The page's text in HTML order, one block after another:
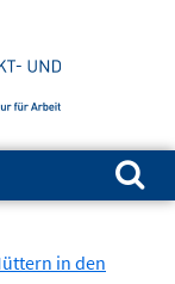
Suchen nach:
in den